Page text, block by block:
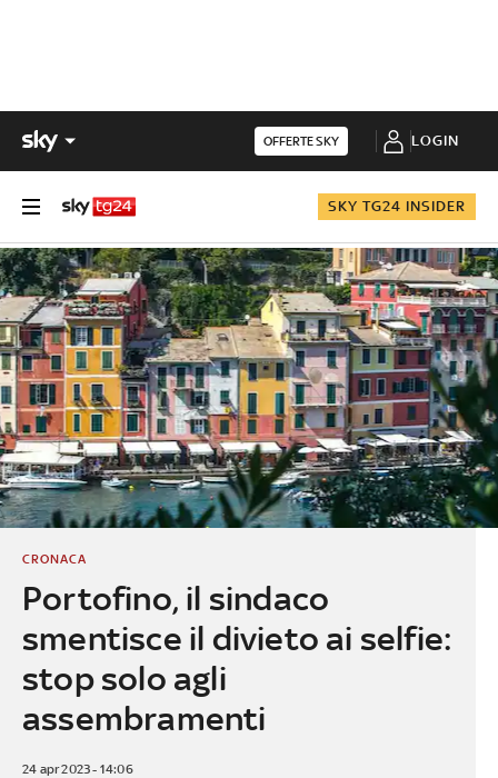
OFFERTE SKY LOGIN
SKY TG24 INSIDER
Portofino, il sindaco
smentisce il divieto ai selfie:
stop solo agli
assembramenti
CRONACA
24 apr 2023 - 14:06